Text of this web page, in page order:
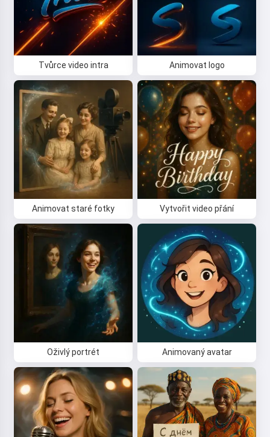
Tvůrce video intra Animovat logo
Animovat staré fotky Vytvořit video přání
Oživlý portrét Animovaný avatar